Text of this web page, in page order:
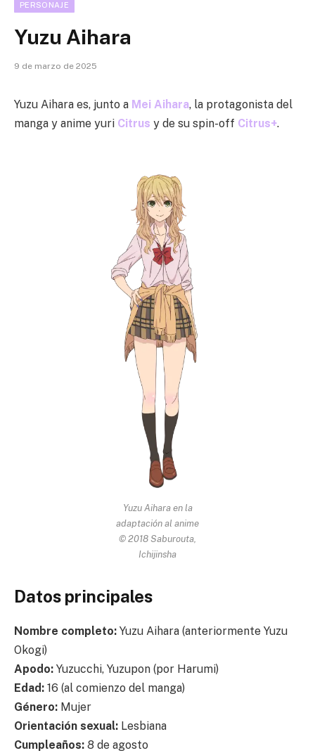
PERSONAJE
Yuzu Aihara
9 de marzo de 2025
Yuzu Aihara es, junto a Mei Aihara, la protagonista del
manga y anime yuri Citrus y de su spin-off Citrus+.
Datos principales
Nombre completo: Yuzu Aihara (anteriormente Yuzu
Okogi)
Apodo: Yuzucchi, Yuzupon (por Harumi)
Edad: 16 (al comienzo del manga)
Género: Mujer
Orientación sexual: Lesbiana
Cumpleaños: 8 de agosto
Yuzu Aihara en la
adaptación al anime
© 2018 Saburouta,
Ichijinsha